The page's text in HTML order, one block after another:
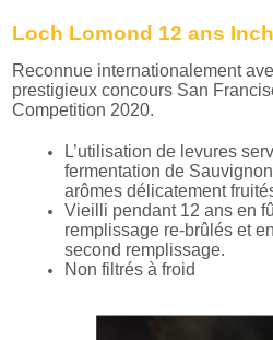
Loch Lomond 12 ans
Reconnue internationalement
prestigieux concours San
Competition 2020.
L’utilisation de levures
fermentation de
arômes délicatement
Vieilli pendant 12 ans en
remplissage re-brûlés et
second remplissage.
Non filtrés à froid